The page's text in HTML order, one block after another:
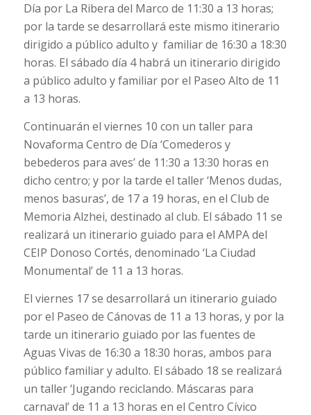
Día por La Ribera del Marco de 11:30 a 13 horas;
por la tarde se desarrollará este mismo itinerario
dirigido a público adulto y familiar de 16:30 a 18:30
horas. El sábado día 4 habrá un itinerario dirigido
a público adulto y familiar por el Paseo Alto de 11
a 13 horas.
Continuarán el viernes 10 con un taller para
Novaforma Centro de Día ‘Comederos y
bebederos para aves’ de 11:30 a 13:30 horas en
dicho centro; y por la tarde el taller ‘Menos dudas,
menos basuras’, de 17 a 19 horas, en el Club de
Memoria Alzhei, destinado al club. El sábado 11 se
realizará un itinerario guiado para el AMPA del
CEIP Donoso Cortés, denominado ‘La Ciudad
Monumental’ de 11 a 13 horas.
El viernes 17 se desarrollará un itinerario guiado
por el Paseo de Cánovas de 11 a 13 horas, y por la
tarde un itinerario guiado por las fuentes de
Aguas Vivas de 16:30 a 18:30 horas, ambos para
público familiar y adulto. El sábado 18 se realizará
un taller ‘Jugando reciclando. Máscaras para
carnaval’ de 11 a 13 horas en el Centro Cívico